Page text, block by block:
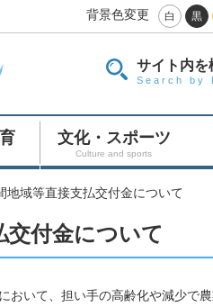
背景色変更 白 黒
サイト内を
Search by
文化・スポーツ
Culture and sports
地域等直接支払交付金について
交付金について
おいて、担い手の高齢化や減少で